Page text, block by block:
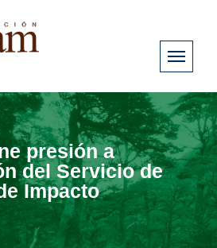
presión a
del Servicio de
Impacto